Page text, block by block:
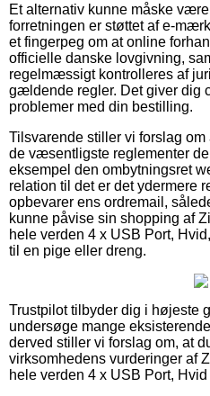
Et alternativ kunne måske
forretningen er støttet af e-
et fingerpeg om at online
officielle danske lovgivning,
regelmæssigt kontrolleres af
gældende regler. Det giver dig
problemer med din bestilling.
Tilsvarende stiller vi forslag om
de væsentligste reglementer
eksempel den ombytningsret
relation til det er det ydermere
opbevarer ens ordremail,
kunne påvise sin shopping af
hele verden 4 x USB Port,
til en pige eller dreng.
Trustpilot tilbyder dig i højeste
undersøge mange
derved stiller vi forslag om, at
virksomhedens vurderinger af
hele verden 4 x USB Port,